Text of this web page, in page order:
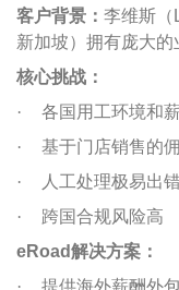
客户背景： 李维斯（
新加坡）拥有庞大的
核心挑战：
·
各国用工环境和
·
基于门店销售的
·
人工处理极易出
·
跨国合规风险高
eRoad解决方案：
·
提供海外薪酬外